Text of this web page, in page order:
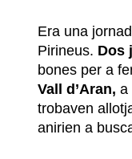
Era una
Pirineus. Dos
bones per a
Vall d’Aran, a
trobaven
anirien a